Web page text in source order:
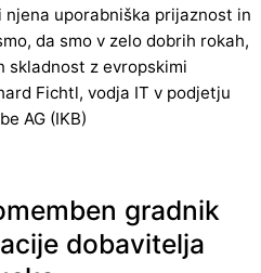
uporabniška prijaznost in
da smo v zelo dobrih rokah,
skladnost z evropskimi
Fichtl, vodja IT v podjetju
AG (IKB)
gradnik
dobavitelja